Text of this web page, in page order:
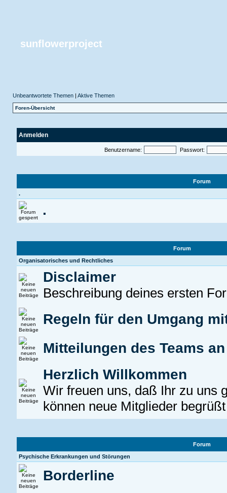
sunflowerproject
Unbeantwortete Themen| Aktive Themen
Foren-Übersicht
Anmelden
Benutzername: Passwort:
Forum
.
.
Forum
Organisatorisches und Rechtliches
Disclaimer
Beschreibung deines ersten
Regeln für den Umgang
Mitteilungen des Teams
Herzlich Willkommen
Wir freuen uns, daß Ihr zu uns
können neue Mitglieder
Forum
Psychische Erkrankungen und Störungen
Borderline